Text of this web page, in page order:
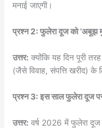
मनाई जाएगी।
प्रश्न 2: फुलेरा दूज को ‘अबूझ
उत्तर: क्योंकि यह दिन पूरी
(जैसे विवाह, संपत्ति खरीद) के
प्रश्न 3: इस साल फुलेरा दूज
उत्तर: वर्ष 2026 में फुलेरा दूज